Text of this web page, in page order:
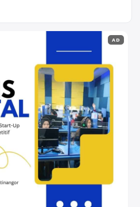
AD